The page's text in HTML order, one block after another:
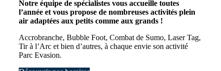
Notre équipe de spécialistes vous accueille toutes
l’année et vous propose de nombreuses activités plein
air adaptées aux petits comme aux grands !
Accrobranche, Bubble Foot, Combat de Sumo, Laser Tag,
Tir à l’Arc et bien d’autres, à chaque envie son activité
Parc Evasion.